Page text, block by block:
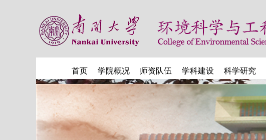
首页 学院概况 师资队伍 学科建设 科学研究